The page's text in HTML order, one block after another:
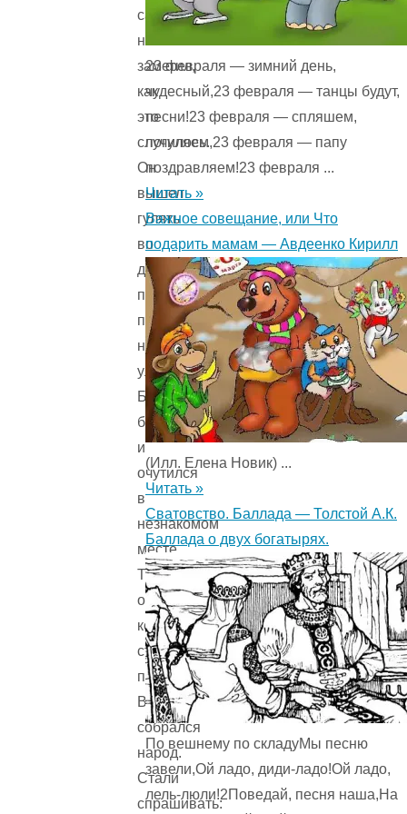
сам
не
заметил,
как
это
случилось.
Он
вышел
гулять
во
двор,
потом
побежал
на
улицу.
Бегал,
бегал
и
очутился
в
незнакомом
месте.
Тут
он,
конечно,
стал
плакать.
Вокруг
собрался
народ.
Стали
спрашивать:
23 февраля — зимний день,
чудесный,23 февраля — танцы будут,
песни!23 февраля — спляшем,
погуляем,23 февраля — папу
поздравляем!23 февраля ...
Читать »
Важное совещание, или Что
подарить мамам — Авдеенко Кирилл
(Илл. Елена Новик) ...
Читать »
Сватовство. Баллада — Толстой А.К.
Баллада о двух богатырях.
По вешнему по складуМы песню
завели,Ой ладо, диди-ладо!Ой ладо,
лель-люли!2Поведай, песня наша,На